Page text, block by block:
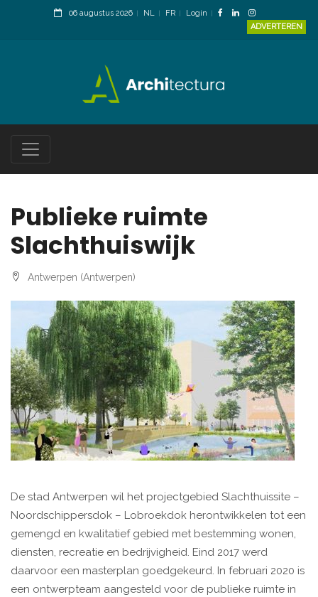
06 augustus 2026 NL FR
Login
ADVERTEREN
Publieke ruimte
Slachthuiswijk
Antwerpen (Antwerpen)
De stad Antwerpen wil het projectgebied Slachthuissite –
Noordschippersdok – Lobroekdok herontwikkelen tot een
gemengd en kwalitatief gebied met bestemming wonen,
diensten, recreatie en bedrijvigheid. Eind 2017 werd
daarvoor een masterplan goedgekeurd. In februari 2020 is
een ontwerpteam aangesteld voor de publieke ruimte in